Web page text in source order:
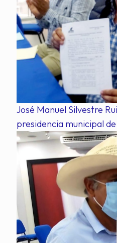
José Manuel Silvestre
presidencia municipal